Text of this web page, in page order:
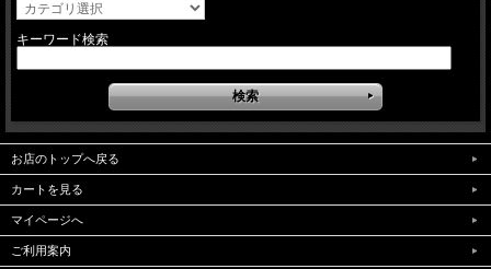
キーワード検索
お店のトップへ戻る
カートを見る
マイページへ
ご利用案内